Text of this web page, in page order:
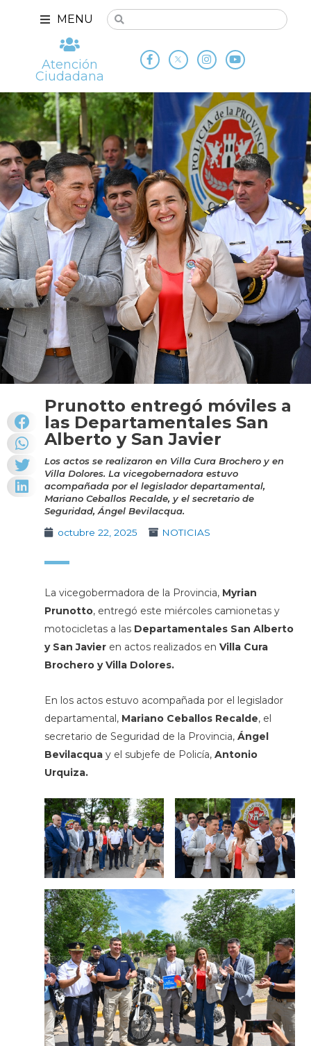
MENU
Atención
Ciudadana
Prunotto entregó móviles a
las Departamentales San
Alberto y San Javier
Los actos se realizaron en Villa Cura Brochero y en
Villa Dolores. La vicegobernadora estuvo
acompañada por el legislador departamental,
Mariano Ceballos Recalde, y el secretario de
Seguridad, Ángel Bevilacqua.
octubre 22, 2025
NOTICIAS
La vicegobermadora de la Provincia, Myrian
Prunotto, entregó este miércoles camionetas y
motocicletas a las Departamentales San Alberto
y San Javieren actos realizados en Villa Cura
Brochero y Villa Dolores.
En los actos estuvo acompañada por el legislador
departamental, Mariano Ceballos Recalde, el
secretario de Seguridad de la Provincia, Ángel
Bevilacquay el subjefe de Policía, Antonio
Urquiza.